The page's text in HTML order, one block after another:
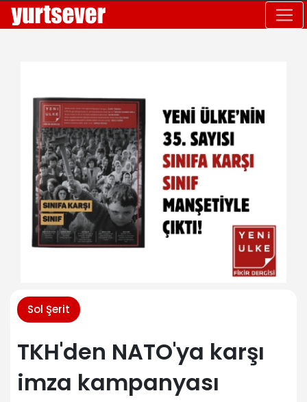
Sol Şerit
TKH'den NATO'ya karşı
imza kampanyası